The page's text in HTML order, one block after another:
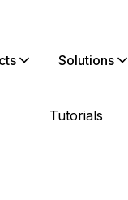
Solutions
Tutorials